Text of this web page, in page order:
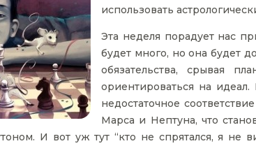
использовать
Эта неделя порадует нас
будет много, но она будет
обязательства, срывая
ориентироваться на
недостаточное
Марса и Нептуна, что
И вот уж тут “кто не спрятался, я не